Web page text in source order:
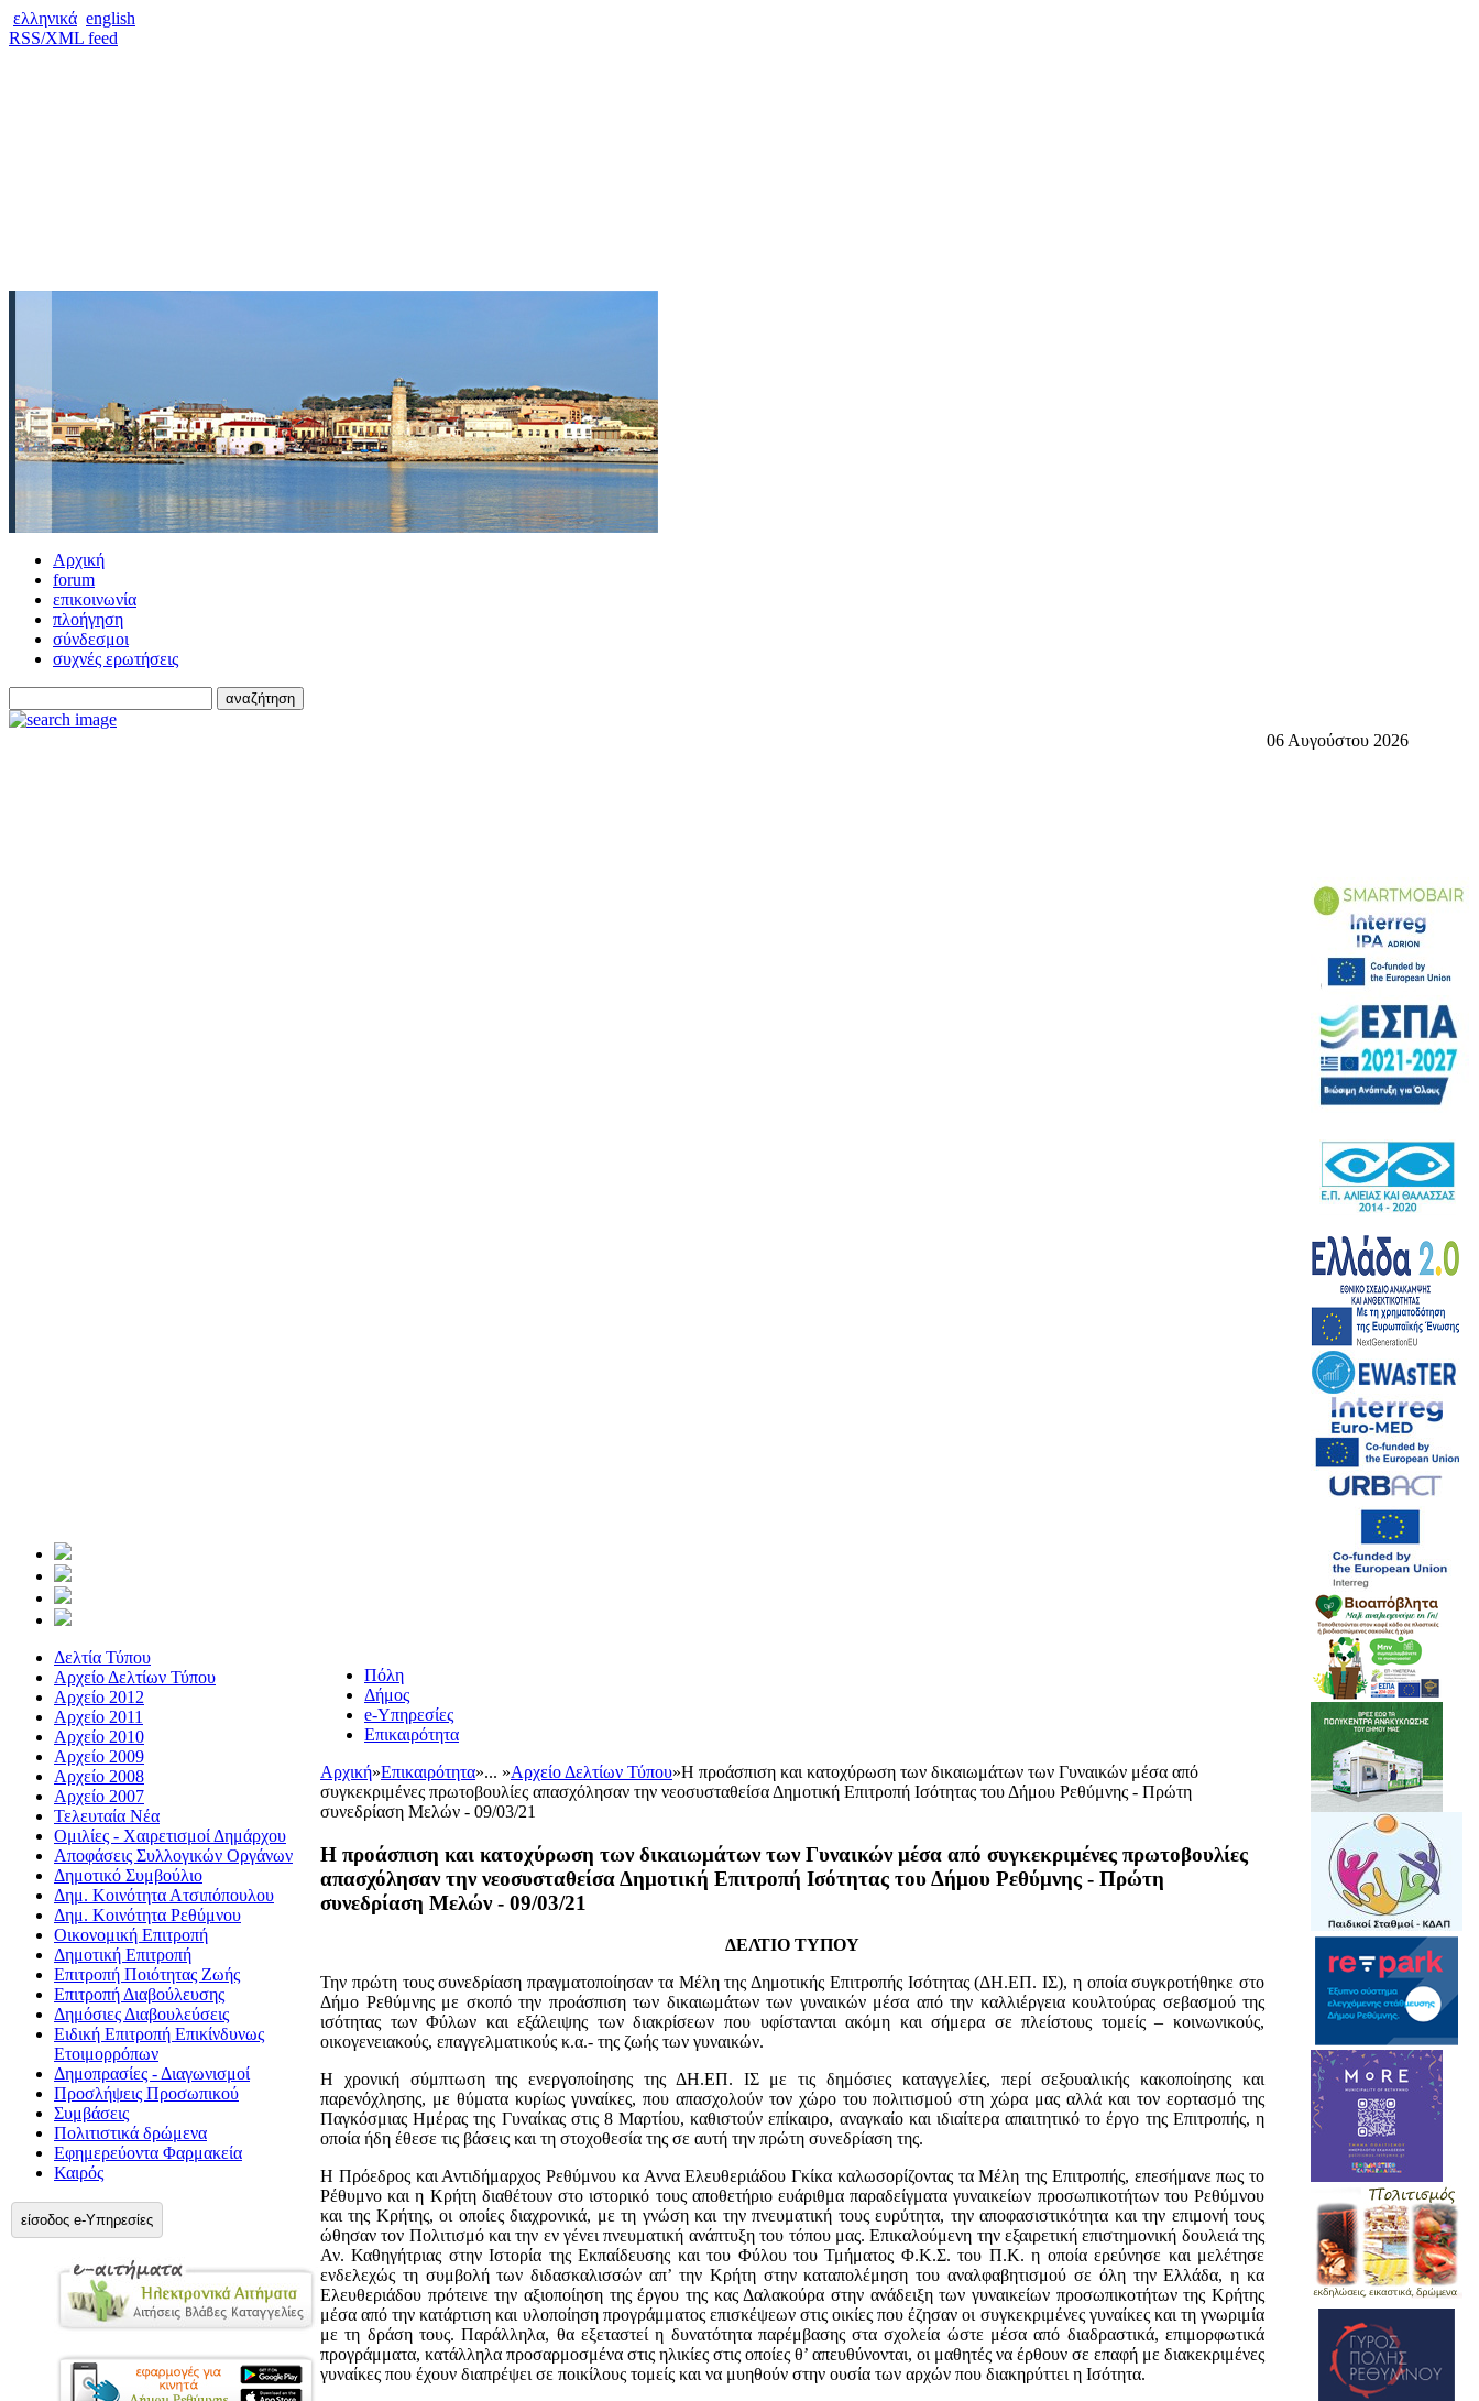
ελληνικά english
RSS/XML feed
Αρχική
forum
επικοινωνία
πλοήγηση
σύνδεσμοι
συχνές ερωτήσεις
Δελτία Τύπου
Αρχείο Δελτίων Τύπου
Αρχείο 2012
Αρχείο 2011
Αρχείο 2010
Αρχείο 2009
Αρχείο 2008
Αρχείο 2007
Τελευταία Νέα
Ομιλίες - Χαιρετισμοί Δημάρχου
Αποφάσεις Συλλογικών Οργάνων
Δημοτικό Συμβούλιο
Δημ. Κοινότητα Ατσιπόπουλου
Δημ. Κοινότητα Ρεθύμνου
Οικονομική Επιτροπή
Δημοτική Επιτροπή
Επιτροπή Ποιότητας Ζωής
Επιτροπή Διαβούλευσης
Δημόσιες Διαβουλεύσεις
Ειδική Επιτροπή Επικίνδυνως
Ετοιμορρόπων
Δημοπρασίες - Διαγωνισμοί
Προσλήψεις Προσωπικού
Συμβάσεις
Πολιτιστικά δρώμενα
Εφημερεύοντα Φαρμακεία
Καιρός
είσοδος e-Υπηρεσίες
Πόλη
Δήμος
e-Υπηρεσίες
Επικαιρότητα
Αρχική»Επικαιρότητα»... »Αρχείο Δελτίων Τύπου»Η προάσπιση και κατοχύρωση των δικαιωμάτων των Γυναικών μέσα από
συγκεκριμένες πρωτοβουλίες απασχόλησαν την νεοσυσταθείσα Δημοτική Επιτροπή Ισότητας του Δήμου Ρεθύμνης - Πρώτη
συνεδρίαση Μελών - 09/03/21
Η προάσπιση και κατοχύρωση των δικαιωμάτων των Γυναικών μέσα από συγκεκριμένες πρωτοβουλίες
απασχόλησαν την νεοσυσταθείσα Δημοτική Επιτροπή Ισότητας του Δήμου Ρεθύμνης - Πρώτη
συνεδρίαση Μελών - 09/03/21
ΔΕΛΤΙΟ ΤΥΠΟΥ
Την πρώτη τους συνεδρίαση πραγματοποίησαν τα Μέλη της Δημοτικής Επιτροπής Ισότητας (ΔΗ.ΕΠ. ΙΣ), η οποία συγκροτήθηκε στο
Δήμο Ρεθύμνης με σκοπό την προάσπιση των δικαιωμάτων των γυναικών μέσα από την καλλιέργεια κουλτούρας σεβασμού της
ισότητας των Φύλων και εξάλειψης των διακρίσεων που υφίστανται ακόμη και σήμερα σε πλείστους τομείς – κοινωνικούς,
οικογενειακούς, επαγγελματικούς κ.α.- της ζωής των γυναικών.
Η χρονική σύμπτωση της ενεργοποίησης της ΔΗ.ΕΠ. ΙΣ με τις δημόσιες καταγγελίες, περί σεξουαλικής κακοποίησης και
παρενόχλησης, με θύματα κυρίως γυναίκες, που απασχολούν τον χώρο του πολιτισμού στη χώρα μας αλλά και τον εορτασμό της
Παγκόσμιας Ημέρας της Γυναίκας στις 8 Μαρτίου, καθιστούν επίκαιρο, αναγκαίο και ιδιαίτερα απαιτητικό το έργο της Επιτροπής, η
οποία ήδη έθεσε τις βάσεις και τη στοχοθεσία της σε αυτή την πρώτη συνεδρίαση της.
Η Πρόεδρος και Αντιδήμαρχος Ρεθύμνου κα Αννα Ελευθεριάδου Γκίκα καλωσορίζοντας τα Μέλη της Επιτροπής, επεσήμανε πως το
Ρέθυμνο και η Κρήτη διαθέτουν στο ιστορικό τους αποθετήριο ευάριθμα παραδείγματα γυναικείων προσωπικοτήτων του Ρεθύμνου
και της Κρήτης, οι οποίες διαχρονικά, με τη γνώση και την πνευματική τους ευρύτητα, την αποφασιστικότητα και την επιμονή τους
ώθησαν τον Πολιτισμό και την εν γένει πνευματική ανάπτυξη του τόπου μας. Επικαλούμενη την εξαιρετική επιστημονική δουλειά της
Αν. Καθηγήτριας στην Ιστορία της Εκπαίδευσης και του Φύλου του Τμήματος Φ.Κ.Σ. του Π.Κ. η οποία ερεύνησε και μελέτησε
ενδελεχώς τη συμβολή των διδασκαλισσών απ’ την Κρήτη στην καταπολέμηση του αναλφαβητισμού σε όλη την Ελλάδα, η κα
Ελευθεριάδου πρότεινε την αξιοποίηση της έργου της κας Δαλακούρα στην ανάδειξη των γυναικείων προσωπικοτήτων της Κρήτης
μέσα από την κατάρτιση και υλοποίηση προγράμματος επισκέψεων στις οικίες που έζησαν οι συγκεκριμένες γυναίκες και τη γνωριμία
με τη δράση τους. Παράλληλα, θα εξεταστεί η δυνατότητα παρέμβασης στα σχολεία ώστε μέσα από διαδραστικά, επιμορφωτικά
προγράμματα, κατάλληλα προσαρμοσμένα στις ηλικίες στις οποίες θ’ απευθύνονται, οι μαθητές να έρθουν σε επαφή με διακεκριμένες
γυναίκες που έχουν διαπρέψει σε ποικίλους τομείς και να μυηθούν στην ουσία των αρχών που διακηρύττει η Ισότητα.
06 Αυγούστου 2026